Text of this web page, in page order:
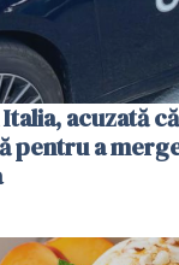
acuzată
pentru a